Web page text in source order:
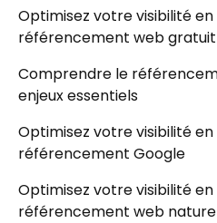
Optimisez votre visibilité
référencement web gratuit
Comprendre le
enjeux essentiels
Optimisez votre visibilité
référencement Google
Optimisez votre visibilité
référencement web